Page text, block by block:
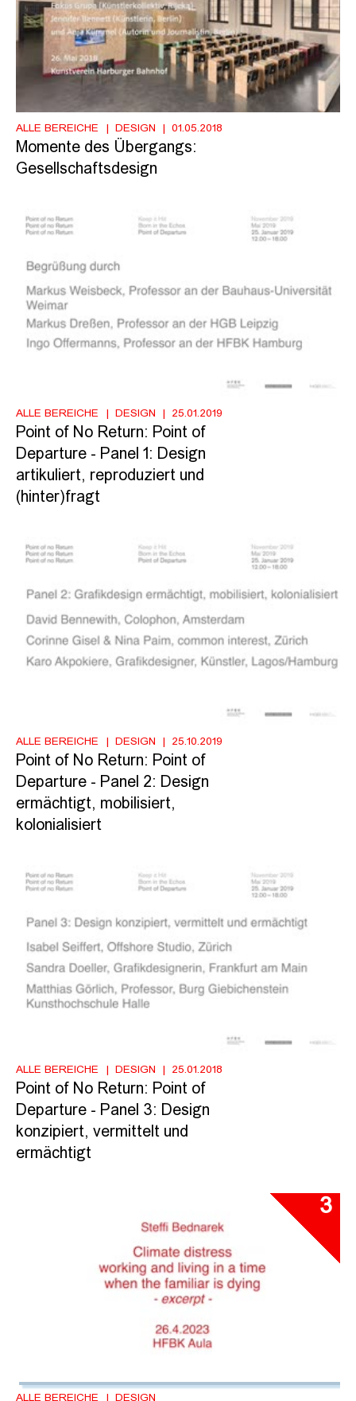
ALLE BEREICHE DESIGN 01.05.2018
Momente des Übergangs:
Gesellschaftsdesign
ALLE BEREICHE DESIGN 25.01.2019
Point of No Return: Point of
Departure - Panel 1: Design
artikuliert, reproduziert und
(hinter)fragt
ALLE BEREICHE DESIGN 25.10.2019
Point of No Return: Point of
Departure - Panel 2: Design
ermächtigt, mobilisiert,
kolonialisiert
ALLE BEREICHE DESIGN 25.01.2018
Point of No Return: Point of
Departure - Panel 3: Design
konzipiert, vermittelt und
ermächtigt
3
ALLE BEREICHE DESIGN